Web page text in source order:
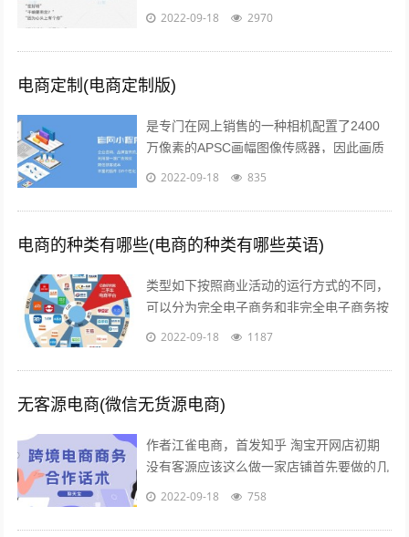
此变得粉红起来下面就给大家分享一些简短
2022-09-18 2970
电商定制(电商定制版)
是专门在网上销售的一种相机配置了2400
万像素的APSC画幅图像传感器，因此画质
上的表现是令人信服的相位检测和对比度检
2022-09-18 835
电商的种类有哪些(电商的种类有哪些英语)
类型如下按照商业活动的运行方式的不同，
可以分为完全电子商务和非完全电子商务按
照商务活动的内容的不同，可以分为间接电
2022-09-18 1187
无客源电商(微信无货源电商)
作者江雀电商，首发知乎 淘宝开网店初期
没有客源应该这么做一家店铺首先要做的几
点第一步产品上架 第二步店铺装修 第三步
2022-09-18 758